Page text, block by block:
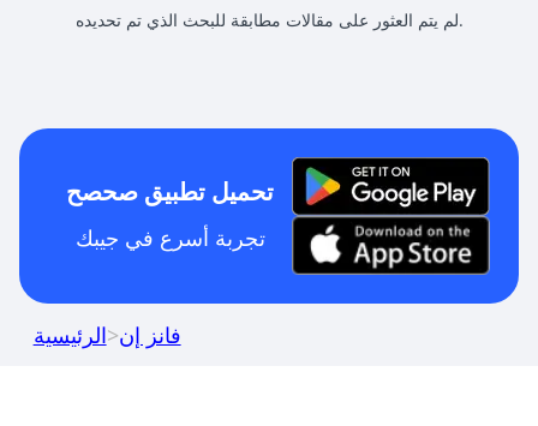
لم يتم العثور على مقالات مطابقة للبحث الذي تم تحديده.
تحميل تطبيق صحصح
تجربة أسرع في جيبك
الرئيسية>فانز إن